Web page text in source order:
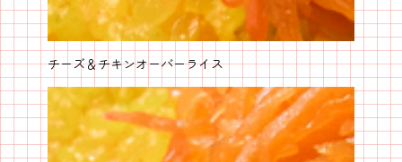
チーズ＆チキンオーバーライス